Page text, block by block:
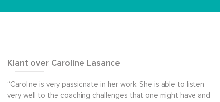
Klant over Caroline Lasance
“Caroline is very passionate in her work. She is able to listen
very well to the coaching challenges that one might have and